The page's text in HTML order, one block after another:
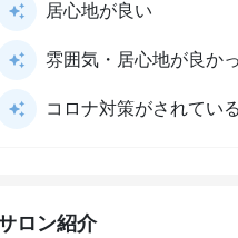
居心地が良い
雰囲気・居心地が良か
コロナ対策がされている
ロン紹介